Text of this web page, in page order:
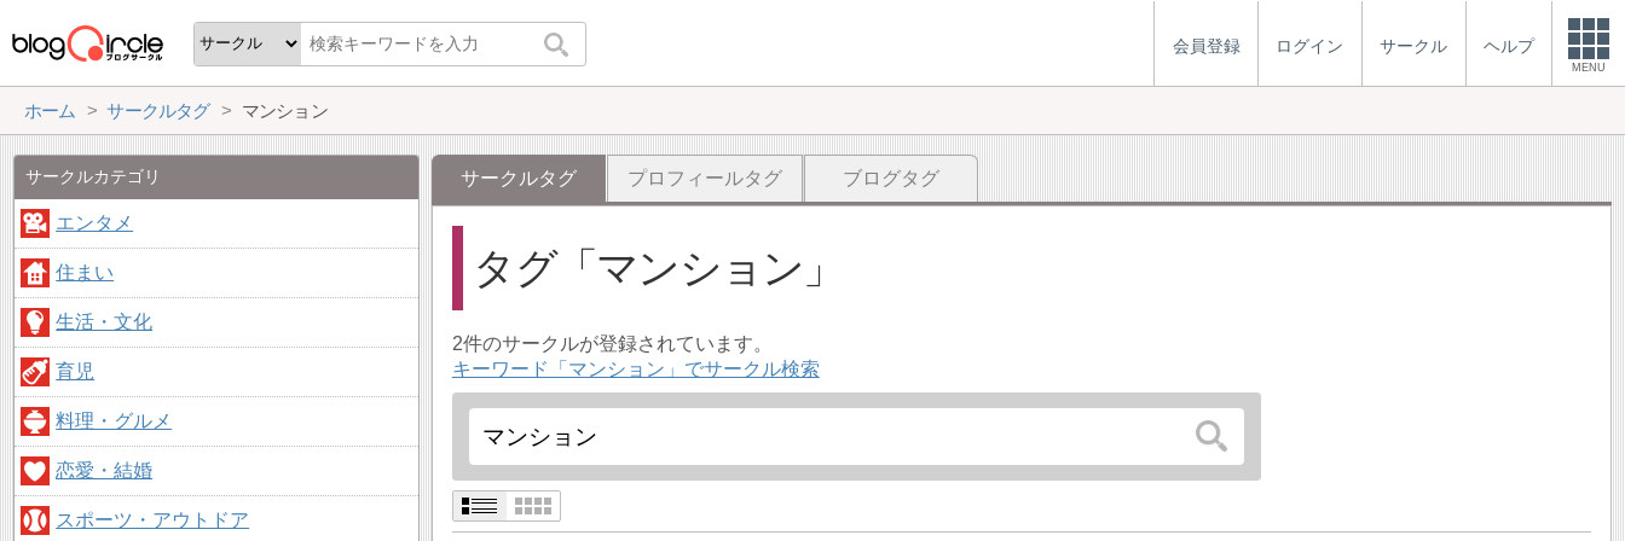
会員登録 ログイン サークル ヘルプ
MENU
ホーム サークルタグ マンション
サークルタグ プロフィールタグ ブログタグ
タグ マンション
2件のサークルが登録されています。
キーワード「マンション」でサークル検索
サークルカテゴリ
エンタメ
住まい
生活・文化
育児
料理・グルメ
恋愛・結婚
スポーツ・アウトドア